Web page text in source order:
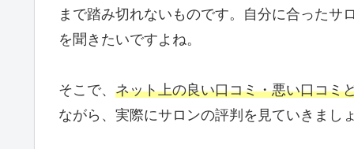
まで踏み切れないものです。自分に合った
を聞きたいですよね。
そこで、 ネット上の良い口コミ・悪い口コミ
ながら、実際にサロンの評判を見ていきまし